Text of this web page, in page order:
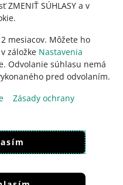
SÚHLASY a v
mesiacov. Môžete ho
záložke Nastavenia
Odvolanie súhlasu nemá
pred odvolaním.
Zásady ochrany